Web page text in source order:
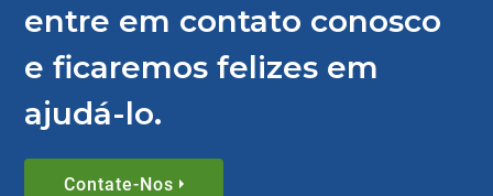
entre em contato conosco
e ficaremos felizes em
ajudá-lo.
Contate-Nos